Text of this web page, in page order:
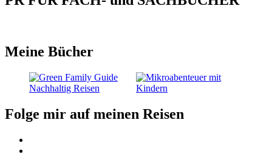
Meine Bücher
Folge mir auf meinen Reisen